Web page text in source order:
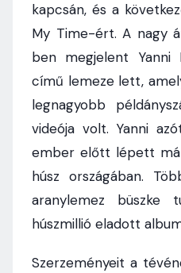
kapcsán, és a
My Time-ért. A nagy
ben megjelent
című lemeze lett,
legnagyobb
videója volt. Yanni
ember előtt lépett
húsz országában.
aranylemez büszke
húszmillió eladott
Szerzeményeit a